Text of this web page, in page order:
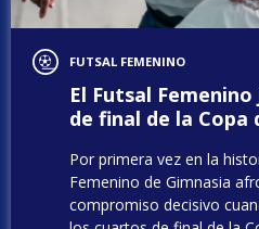
FUTSAL FEMENINO
El Futsal
de final de la Copa
Por primera vez en la
Femenino de Gimnasia
compromiso decisivo